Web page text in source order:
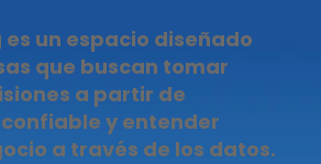
un espacio diseñado
que buscan tomar
a partir de
y entender
a través de los datos.